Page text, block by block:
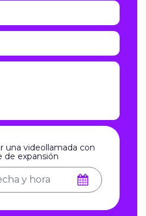
una videollamada con
de expansión